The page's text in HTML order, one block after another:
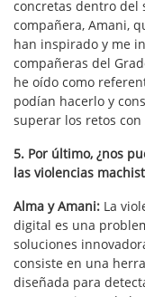
concretas dentro del
compañera, Amani,
han inspirado y me
compañeras del
he oído como
podían hacerlo y
superar los retos
5. Por último, ¿nos
las violencias
Alma y Amani: La
digital es una
soluciones
consiste en una
diseñada para